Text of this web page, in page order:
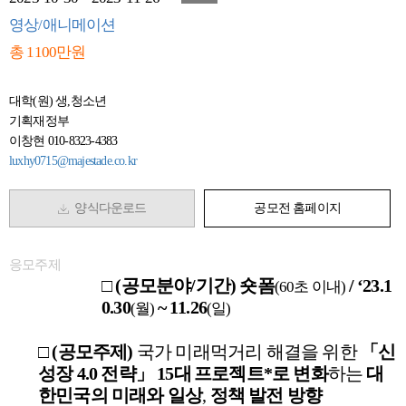
영상/애니메이션
총 1100만원
대학(원) 생,청소년
기획재정부
이창현 010-8323-4383
luxhy0715@majestade.co.kr
양식다운로드 공모전 홈페이지
응모주제
□(공모분야/기간) 숏폼(60초 이내) / ‘23.1
0.30(월) ~ 11.26(일)
□(공모주제) 국가 미래먹거리 해결을 위한 「 신
성장4.0전략」 15대 프로젝트*로 변화하는 대
한민국의 미래와 일상, 정책 발전 방향